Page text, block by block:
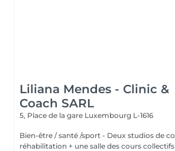
Liliana Mendes - Clinic &
Coach SARL
5, Place de la gare Luxembourg L-1616
Bien-être / santé /sport - Deux studios de coaching/training et
réhabilitation + une salle des cours collectifs - bureau